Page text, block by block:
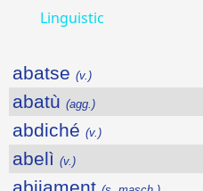
Linguistic
abatse (v.)
abatù (agg.)
abdiché (v.)
abelì (v.)
abijament